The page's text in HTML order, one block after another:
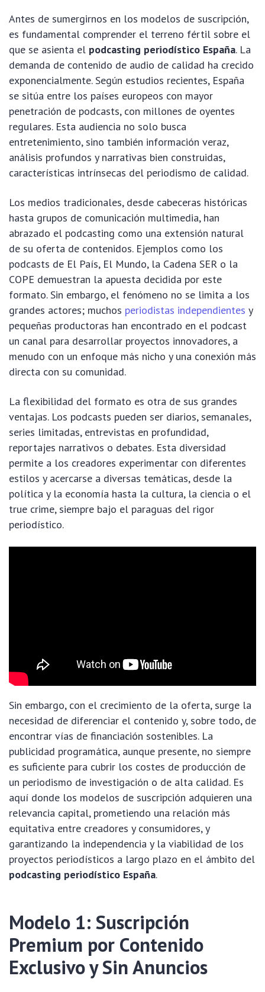
Antes de sumergirnos en los modelos de suscripción,
es fundamental comprender el terreno fértil sobre el
que se asienta el podcasting periodístico España. La
demanda de contenido de audio de calidad ha crecido
exponencialmente. Según estudios recientes, España
se sitúa entre los países europeos con mayor
penetración de podcasts, con millones de oyentes
regulares. Esta audiencia no solo busca
entretenimiento, sino también información veraz,
análisis profundos y narrativas bien construidas,
características intrínsecas del periodismo de calidad.
Los medios tradicionales, desde cabeceras históricas
hasta grupos de comunicación multimedia, han
abrazado el podcasting como una extensión natural
de su oferta de contenidos. Ejemplos como los
podcasts de El País, El Mundo, la Cadena SER o la
COPE demuestran la apuesta decidida por este
formato. Sin embargo, el fenómeno no se limita a los
grandes actores; muchos periodistas independientes y
pequeñas productoras han encontrado en el podcast
un canal para desarrollar proyectos innovadores, a
menudo con un enfoque más nicho y una conexión más
directa con su comunidad.
La flexibilidad del formato es otra de sus grandes
ventajas. Los podcasts pueden ser diarios, semanales,
series limitadas, entrevistas en profundidad,
reportajes narrativos o debates. Esta diversidad
permite a los creadores experimentar con diferentes
estilos y acercarse a diversas temáticas, desde la
política y la economía hasta la cultura, la ciencia o el
true crime, siempre bajo el paraguas del rigor
periodístico.
Sin embargo, con el crecimiento de la oferta, surge la
necesidad de diferenciar el contenido y, sobre todo, de
encontrar vías de financiación sostenibles. La
publicidad programática, aunque presente, no siempre
es suficiente para cubrir los costes de producción de
un periodismo de investigación o de alta calidad. Es
aquí donde los modelos de suscripción adquieren una
relevancia capital, prometiendo una relación más
equitativa entre creadores y consumidores, y
garantizando la independencia y la viabilidad de los
proyectos periodísticos a largo plazo en el ámbito del
podcasting periodístico España.
Modelo 1: Suscripción
Premium por Contenido
Exclusivo y Sin Anuncios